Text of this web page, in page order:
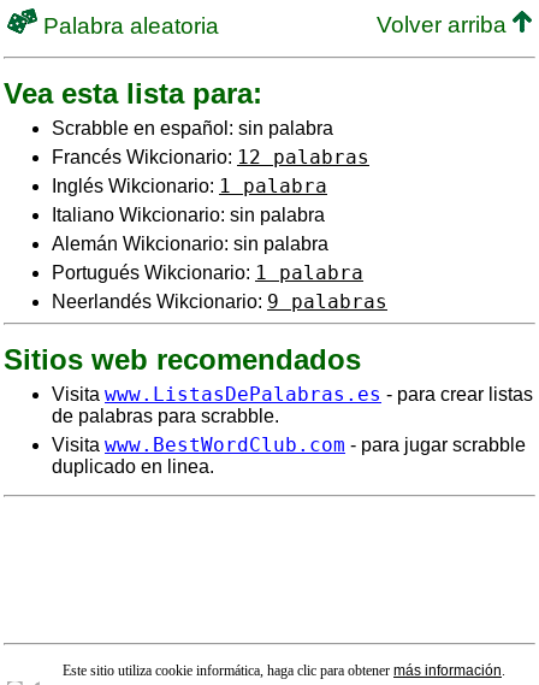
Palabra aleatoria
Volver arriba
Vea esta lista para:
Scrabble en español: sin palabra
Francés Wikcionario: 12 palabras
Inglés Wikcionario: 1 palabra
Italiano Wikcionario: sin palabra
Alemán Wikcionario: sin palabra
Portugués Wikcionario: 1 palabra
Neerlandés Wikcionario: 9 palabras
Sitios web recomendados
Visita www.ListasDePalabras.es - para crear listas
de palabras para scrabble.
Visita www.BestWordClub.com - para jugar scrabble
duplicado en linea.
Este sitio utiliza cookie informática, haga clic para obtener más información.